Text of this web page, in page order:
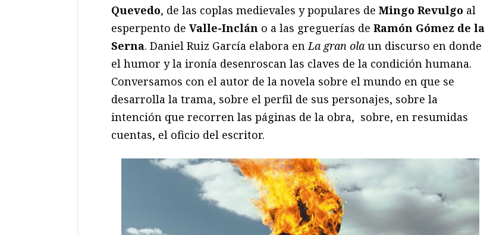
Quevedo, de las coplas medievales y populares de Mingo Revulgo al
esperpento de Valle-Inclán o a las greguerías de Ramón Gómez de la
Serna. Daniel Ruiz García elabora en La gran ola un discurso en donde
el humor y la ironía desenroscan las claves de la condición humana.
Conversamos con el autor de la novela sobre el mundo en que se
desarrolla la trama, sobre el perfil de sus personajes, sobre la
intención que recorren las páginas de la obra, sobre, en resumidas
cuentas, el oficio del escritor.